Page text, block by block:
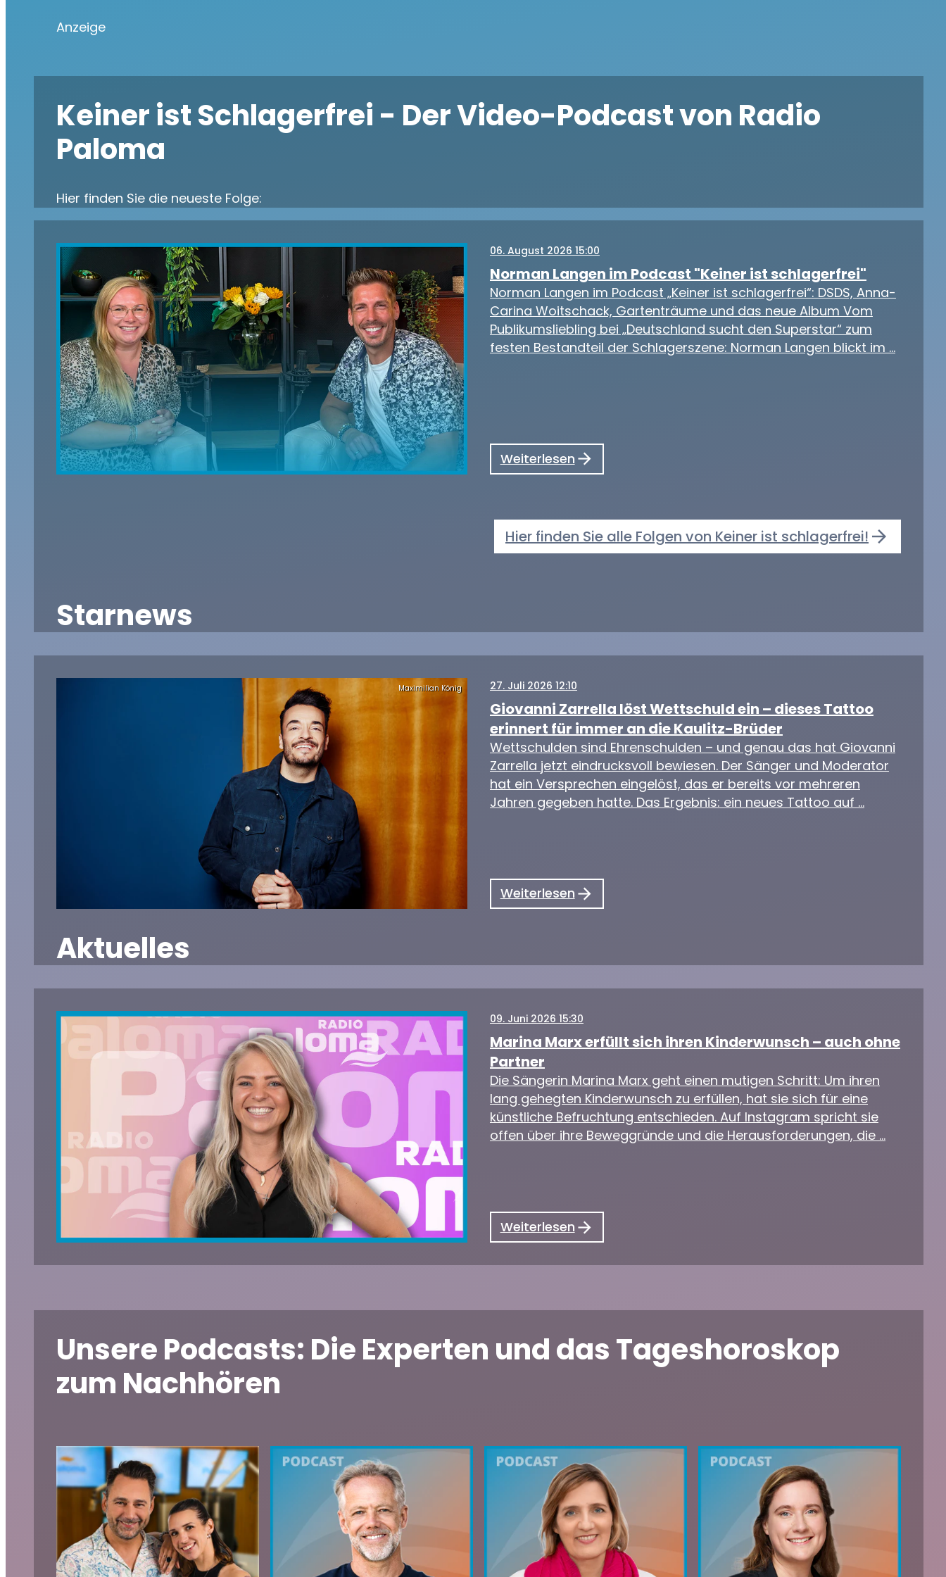
Anzeige
Keiner ist Schlagerfrei - Der Video-Podcast von Radio
Paloma
Hier finden Sie die neueste Folge:
06. August 2026 15:00
Norman Langen im Podcast "Keiner ist schlagerfrei"
Norman Langen im Podcast „Keiner ist schlagerfrei“: DSDS, Anna-
Carina Woitschack, Gartenträume und das neue Album Vom
Publikumsliebling bei „Deutschland sucht den Superstar“ zum
festen Bestandteil der Schlagerszene: Norman Langen blickt im …
Weiterlesen
Hier finden Sie alle Folgen von Keiner ist schlagerfrei!
Starnews
27. Juli 2026 12:10
Maximilian König
Giovanni Zarrella löst Wettschuld ein – dieses Tattoo
erinnert für immer an die Kaulitz-Brüder
Wettschulden sind Ehrenschulden – und genau das hat Giovanni
Zarrella jetzt eindrucksvoll bewiesen. Der Sänger und Moderator
hat ein Versprechen eingelöst, das er bereits vor mehreren
Jahren gegeben hatte. Das Ergebnis: ein neues Tattoo auf …
Weiterlesen
Aktuelles
09. Juni 2026 15:30
Marina Marx erfüllt sich ihren Kinderwunsch – auch ohne
Partner
Die Sängerin Marina Marx geht einen mutigen Schritt: Um ihren
lang gehegten Kinderwunsch zu erfüllen, hat sie sich für eine
künstliche Befruchtung entschieden. Auf Instagram spricht sie
offen über ihre Beweggründe und die Herausforderungen, die …
Weiterlesen
Unsere Podcasts: Die Experten und das Tageshoroskop
zum Nachhören